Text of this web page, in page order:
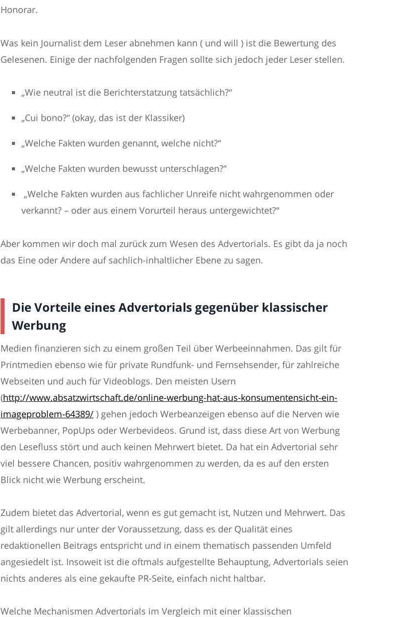
Honorar.
Was kein Journalist dem Leser abnehmen kann ( und will ) ist die Bewertung des
Gelesenen. Einige der nachfolgenden Fragen sollte sich jedoch jeder Leser stellen.
„Wie neutral ist die Berichterstatzung tatsächlich?“
„Cui bono?“ (okay, das ist der Klassiker)
„Welche Fakten wurden genannt, welche nicht?“
„Welche Fakten wurden bewusst unterschlagen?“
„Welche Fakten wurden aus fachlicher Unreife nicht wahrgenommen oder
verkannt? – oder aus einem Vorurteil heraus untergewichtet?“
Aber kommen wir doch mal zurück zum Wesen des Advertorials. Es gibt da ja noch
das Eine oder Andere auf sachlich-inhaltlicher Ebene zu sagen.
Die Vorteile eines Advertorials gegenüber klassischer
Werbung
Medien finanzieren sich zu einem großen Teil über Werbeeinnahmen. Das gilt für
Printmedien ebenso wie für private Rundfunk- und Fernsehsender, für zahlreiche
Webseiten und auch für Videoblogs. Den meisten Usern
(http://www.absatzwirtschaft.de/online-werbung-hat-aus-konsumentensicht-ein-
imageproblem-64389/ ) gehen jedoch Werbeanzeigen ebenso auf die Nerven wie
Werbebanner, PopUps oder Werbevideos. Grund ist, dass diese Art von Werbung
den Lesefluss stört und auch keinen Mehrwert bietet. Da hat ein Advertorial sehr
viel bessere Chancen, positiv wahrgenommen zu werden, da es auf den ersten
Blick nicht wie Werbung erscheint.
Zudem bietet das Advertorial, wenn es gut gemacht ist, Nutzen und Mehrwert. Das
gilt allerdings nur unter der Voraussetzung, dass es der Qualität eines
redaktionellen Beitrags entspricht und in einem thematisch passenden Umfeld
angesiedelt ist. Insoweit ist die oftmals aufgestellte Behauptung, Advertorials seien
nichts anderes als eine gekaufte PR-Seite, einfach nicht haltbar.
Welche Mechanismen Advertorials im Vergleich mit einer klassischen